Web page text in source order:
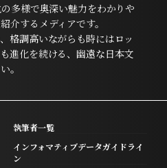
多様で奥深い魅力をわかりや
介するメディアです。
格調高いながらも時にはロッ
進化を続ける、幽遠な日本文
。
執筆者一覧
インフォマティブデータガイドライ
ン